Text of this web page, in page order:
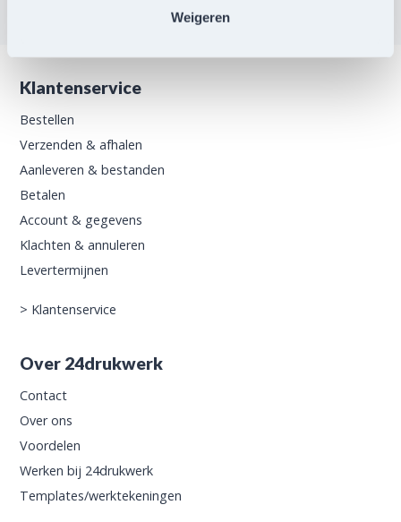
Weigeren
Klantenservice
Bestellen
Verzenden & afhalen
Aanleveren & bestanden
Betalen
Account & gegevens
Klachten & annuleren
Levertermijnen
> Klantenservice
Over 24drukwerk
Contact
Over ons
Voordelen
Werken bij 24drukwerk
Templates/werktekeningen